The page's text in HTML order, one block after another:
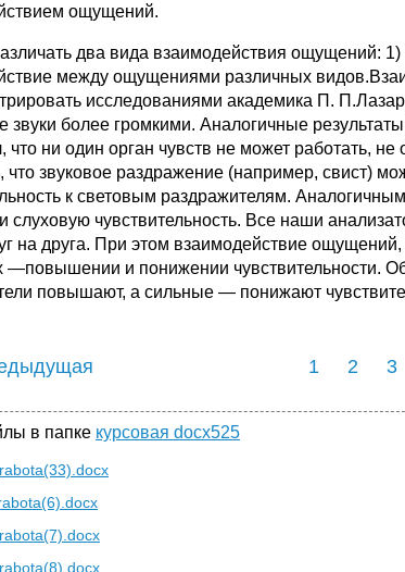
ощущений.
два вида взаимодействия ощущений:
между ощущениями раз­личных
исследованиями академика П.
более громкими. Аналогичные
что ни один орган чувств не может работать,
что звуковое раздражение (например, свист)
к световым раздражителям.
слуховую чувствительность. Все наши
на друга. При этом взаимодействие
—повышении и понижении чувствительности.
повышают, а сильные — понижают
1 2 3
в папке курсовая docx525